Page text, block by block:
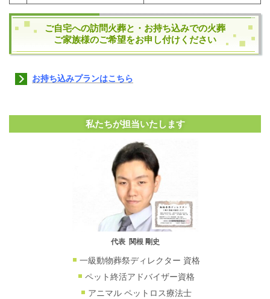
ご自宅への訪問火葬と・お持ち込みでの火葬
ご家族様のご希望をお申し付けください
お持ち込みプランはこちら
私たちが担当いたします
代表 関根 剛史
一級動物葬祭ディレクター 資格
ペット終活アドバイザー資格
アニマル ペットロス療法士